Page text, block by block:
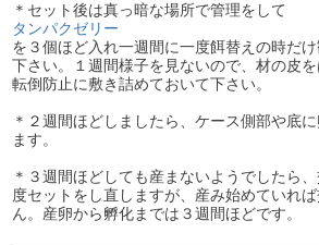
＊セット後は真っ暗な場所で管理をして
タンパクゼリー
を３個ほど入れ一週間に一度餌替えの時だ
下さい。１週間様子を見ないので、材の皮
転倒防止に敷き詰めておいて下さい。
＊２週間ほどしましたら、ケース側部や底
ます。
＊３週間ほどしても産まないようでしたら
度セットをし直しますが、産み始めていれ
ん。産卵から孵化までは３週間ほどです。